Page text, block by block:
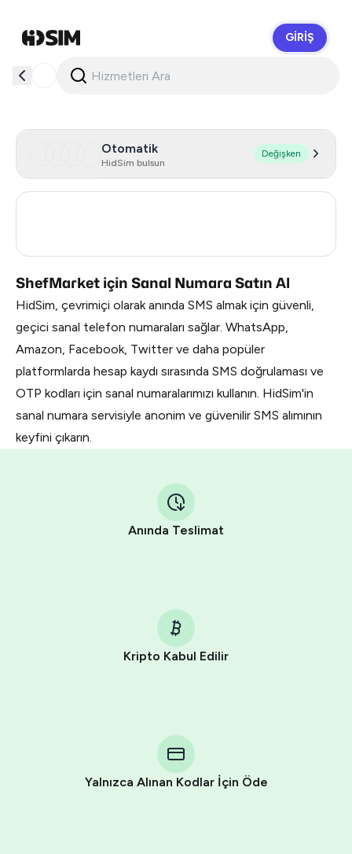
GIRIŞ
Otomatik
HidSim bulsun
Değişken
ShefMarket için Sanal Numara Satın Al
HidSim, çevrimiçi olarak anında SMS almak için güvenli,
geçici sanal telefon numaraları sağlar. WhatsApp,
Amazon, Facebook, Twitter ve daha popüler
platformlarda hesap kaydı sırasında SMS doğrulaması ve
OTP kodları için sanal numaralarımızı kullanın. HidSim'in
sanal numara servisiyle anonim ve güvenilir SMS alımının
keyfini çıkarın.
Anında Teslimat
Kripto Kabul Edilir
Yalnızca Alınan Kodlar İçin Öde
Telegram using your card (or Google Pay, Apple Pay, or
other supported methods).
You use those Stars to pay our bot and complete the